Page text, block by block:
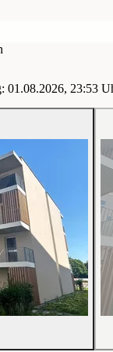
01.08.2026, 23:53